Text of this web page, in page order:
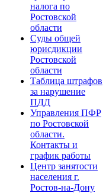
налога по
Ростовской
области
Суды общей
юрисдикции
Ростовской
области
Таблица штрафов
за нарушение
ПДД
Управления ПФР
по Ростовской
области.
Контакты и
график работы
Центр занятости
населения г.
Ростов-на-Дону